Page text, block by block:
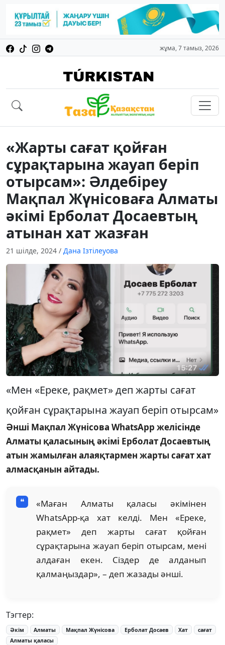
жұма, 7 тамыз, 2026
«Жарты сағат қойған
сұрақтарына жауап беріп
отырсам»: Әлдебіреу
Мақпал Жүнісоваға Алматы
әкімі Ерболат Досаевтың
атынан хат жазған
21 шілде, 2024 / Дана Ізтілеуова
«Мен «Ереке, рақмет» деп жарты сағат
қойған сұрақтарына жауап беріп отырсам»
Әнші Мақпал Жүнісова WhatsApp желісінде
Алматы қаласының әкімі Ерболат Досаевтың
атын жамылған алаяқтармен жарты сағат хат
алмасқанын айтады.
«Маған Алматы қаласы әкімінен
WhatsApp-қа хат келді. Мен «Ереке,
рақмет» деп жарты сағат қойған
сұрақтарына жауап беріп отырсам, мені
алдаған екен. Сіздер де алданып
қалмаңыздар», – деп жазады әнші.
Тэгтер:
Әкім Алматы Мақпал Жүнісова Ерболат Досаев Хат
сағат
Алматы қаласы